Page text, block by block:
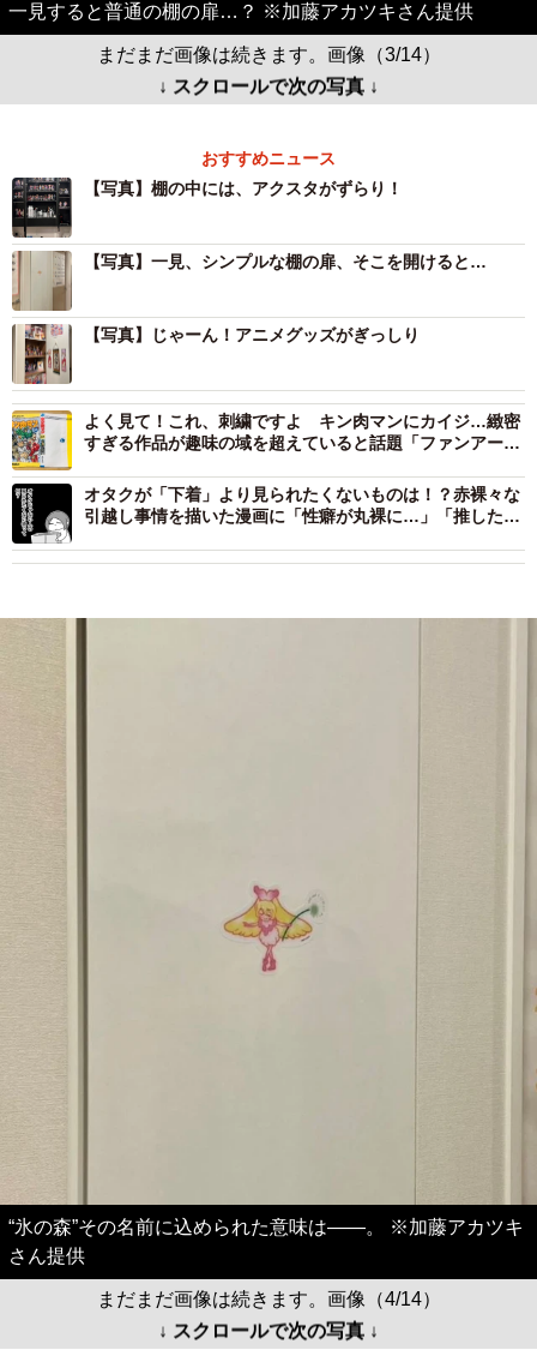
一見すると普通の棚の扉…？ ※加藤アカツキさん提供
まだまだ画像は続きます。画像（3/14）
↓ スクロールで次の写真 ↓
おすすめニュース
【写真】棚の中には、アクスタがずらり！
【写真】一見、シンプルな棚の扉、そこを開けると…
【写真】じゃーん！アニメグッズがぎっしり
よく見て！これ、刺繍ですよ キン肉マンにカイジ…緻密
すぎる作品が趣味の域を超えていると話題「ファンアート
オタクが「下着」より見られたくないものは！？赤裸々な
引越し事情を描いた漫画に「性癖が丸裸に…」「推したち
“氷の森”その名前に込められた意味は――。 ※加藤アカツキ
さん提供
まだまだ画像は続きます。画像（4/14）
↓ スクロールで次の写真 ↓